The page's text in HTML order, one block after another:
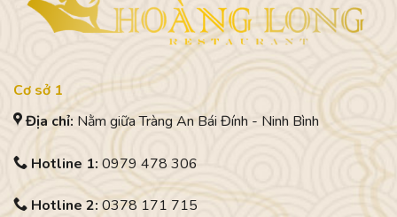
Cơ sở 1
Địa chỉ: Nằm giữa Tràng An Bái Đính - Ninh Bình
Hotline 1: 0979 478 306
Hotline 2:0378 171 715